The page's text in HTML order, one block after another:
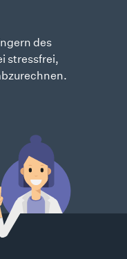
des
stressfrei,